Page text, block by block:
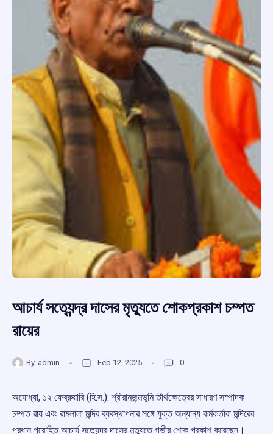
আচার্য সত্যেন্দ্র দাসের মৃত্যুতে শোকপ্রকাশ চম্পত
রায়ের
By admin Feb 12, 2025 0
অযোধ্যা, ১২ ফেব্রুয়ারি (হি.স.): শ্রীরামজন্মভূমি তীর্থক্ষেত্রের সাধারণ সম্পাদক
চম্পত রায় এবং রামলালা মন্দির ব্যবস্থাপনার সঙ্গে যুক্ত অন্যান্য কর্মকর্তারা মন্দিরের
প্রধান পুরোহিত আচার্য সত্যেন্দ্র দাসের মৃত্যুতে গভীর শোক প্রকাশ করেছেন।